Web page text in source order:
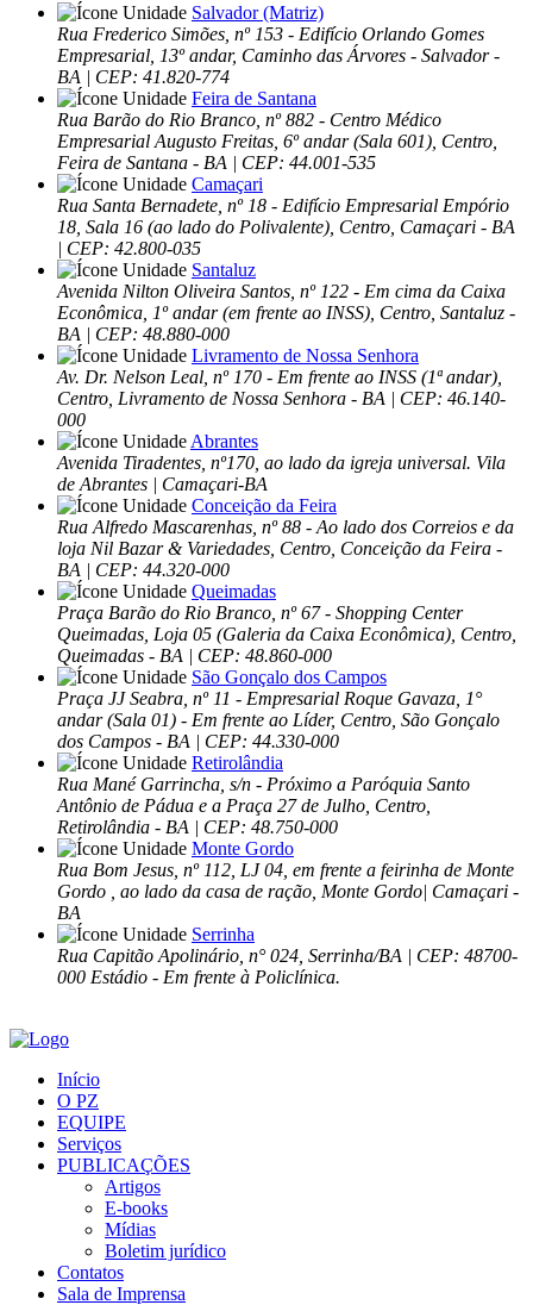
Salvador (Matriz)
Rua Frederico Simões, nº 153 - Edifício Orlando Gomes
Empresarial, 13º andar, Caminho das Árvores - Salvador -
BA | CEP: 41.820-774
Feira de Santana
Rua Barão do Rio Branco, nº 882 - Centro Médico
Empresarial Augusto Freitas, 6º andar (Sala 601), Centro,
Feira de Santana - BA | CEP: 44.001-535
Camaçari
Rua Santa Bernadete, nº 18 - Edifício Empresarial Empório
18, Sala 16 (ao lado do Polivalente), Centro, Camaçari - BA
| CEP: 42.800-035
Santaluz
Avenida Nilton Oliveira Santos, nº 122 - Em cima da Caixa
Econômica, 1º andar (em frente ao INSS), Centro, Santaluz -
BA | CEP: 48.880-000
Livramento de Nossa Senhora
Av. Dr. Nelson Leal, nº 170 - Em frente ao INSS (1ª andar),
Centro, Livramento de Nossa Senhora - BA | CEP: 46.140-
000
Abrantes
Avenida Tiradentes, nº170, ao lado da igreja universal. Vila
de Abrantes | Camaçari-BA
Conceição da Feira
Rua Alfredo Mascarenhas, nº 88 - Ao lado dos Correios e da
loja Nil Bazar & Variedades, Centro, Conceição da Feira -
BA | CEP: 44.320-000
Queimadas
Praça Barão do Rio Branco, nº 67 - Shopping Center
Queimadas, Loja 05 (Galeria da Caixa Econômica), Centro,
Queimadas - BA | CEP: 48.860-000
São Gonçalo dos Campos
Praça JJ Seabra, nº 11 - Empresarial Roque Gavaza, 1°
andar (Sala 01) - Em frente ao Líder, Centro, São Gonçalo
dos Campos - BA | CEP: 44.330-000
Retirolândia
Rua Mané Garrincha, s/n - Próximo a Paróquia Santo
Antônio de Pádua e a Praça 27 de Julho, Centro,
Retirolândia - BA | CEP: 48.750-000
Monte Gordo
Rua Bom Jesus, nº 112, LJ 04, em frente a feirinha de Monte
Gordo , ao lado da casa de ração, Monte Gordo| Camaçari -
BA
Serrinha
Rua Capitão Apolinário, n° 024, Serrinha/BA | CEP: 48700-
000 Estádio - Em frente à Policlínica.
Início
O PZ
EQUIPE
Serviços
PUBLICAÇÕES
Artigos
E-books
Mídias
Boletim jurídico
Contatos
Sala de Imprensa